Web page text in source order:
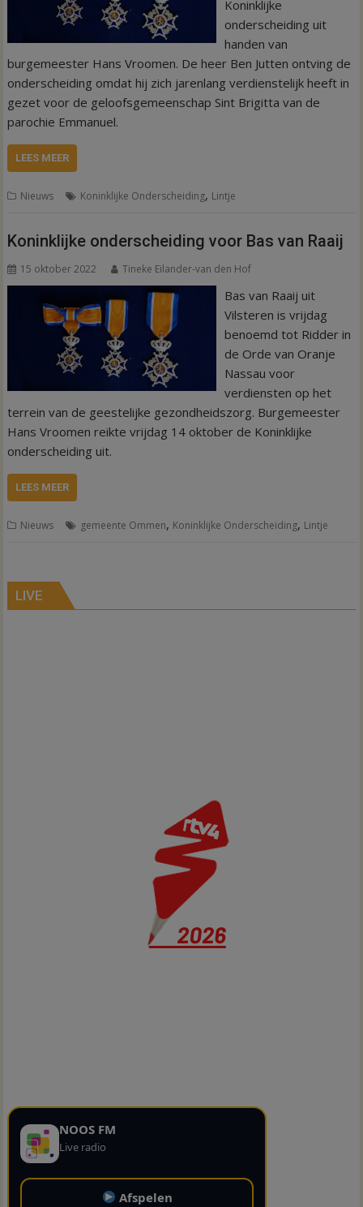
Koninklijke
onderscheiding uit
handen van
burgemeester Hans Vroomen. De heer Ben Jutten ontving de
onderscheiding omdat hij zich jarenlang verdienstelijk heeft in
gezet voor de geloofsgemeenschap Sint Brigitta van de
parochie Emmanuel.
LEES MEER
Nieuws Koninklijke Onderscheiding, Lintje
Koninklijke onderscheiding voor Bas van Raaij
15 oktober 2022 Tineke Eilander-van den Hof
Bas van Raaij uit
Vilsteren is vrijdag
benoemd tot Ridder in
de Orde van Oranje
Nassau voor
verdiensten op het
terrein van de geestelijke gezondheidszorg. Burgemeester
Hans Vroomen reikte vrijdag 14 oktober de Koninklijke
onderscheiding uit.
LEES MEER
Nieuws gemeente Ommen, Koninklijke Onderscheiding, Lintje
LIVE
NOOS FM
Live radio
Afspelen